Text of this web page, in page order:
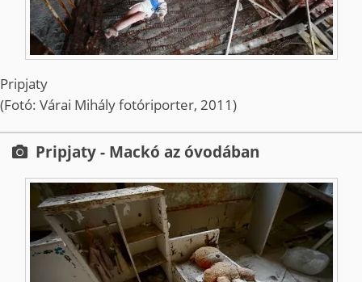
Pripjaty
(Fotó: Várai Mihály fotóriporter, 2011)
Pripjaty - Mackó az óvodában